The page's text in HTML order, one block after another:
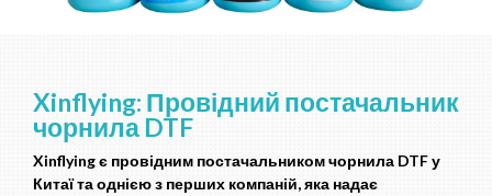
Xinflying: Провідний постачальник
чорнила DTF
Xinflying є провідним постачальником чорнила DTF у
Китаї та однією з перших компаній, яка надає